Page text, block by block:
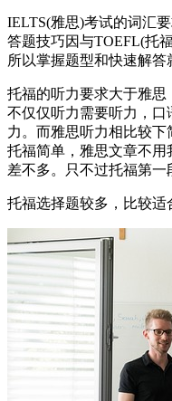
IELTS(雅思)考试的词汇
答题技巧因与TOEFL(托
所以掌握题型和快速解答
托福的听力要求大于雅思
不仅仅听力需要听力，
力。而雅思听力相比较下
托福简单，雅思文章不
差不多。只不过托福第一
托福选择题较多，比较适